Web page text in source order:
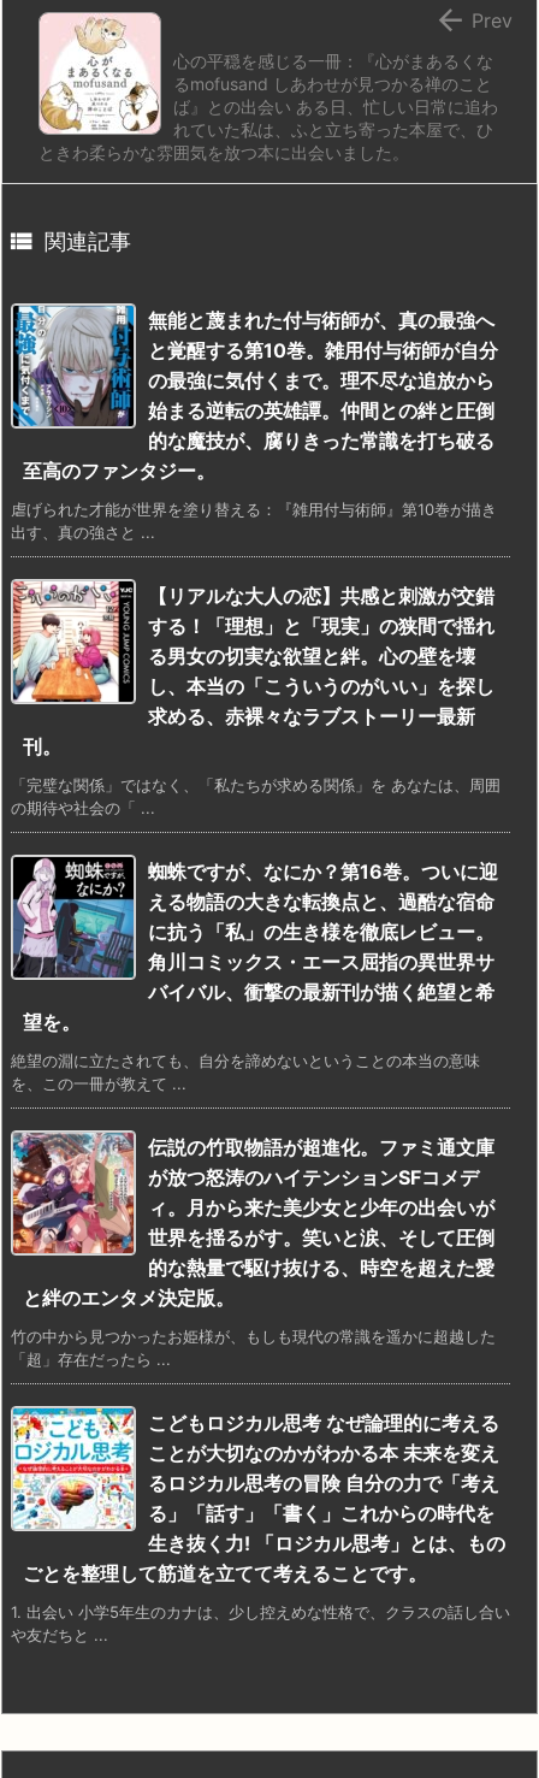
心の平穏を感じる一冊：『心がまあるくな
るmofusand しあわせが見つかる禅のこと
ば』との出会い ある日、忙しい日常に追わ
れていた私は、ふと立ち寄った本屋で、ひ
ときわ柔らかな雰囲気を放つ本に出会いました。
 Prev
 関連記事
無能と蔑まれた付与術師が、真の最強へ
と覚醒する第10巻。雑用付与術師が自分
の最強に気付くまで。理不尽な追放から
始まる逆転の英雄譚。仲間との絆と圧倒
的な魔技が、腐りきった常識を打ち破る
至高のファンタジー。
虐げられた才能が世界を塗り替える：『雑用付与術師』第10巻が描き
出す、真の強さと ...
【リアルな大人の恋】共感と刺激が交錯
する！「理想」と「現実」の狭間で揺れ
る男女の切実な欲望と絆。心の壁を壊
し、本当の「こういうのがいい」を探し
求める、赤裸々なラブストーリー最新
刊。
「完璧な関係」ではなく、「私たちが求める関係」を あなたは、周囲
の期待や社会の「 ...
蜘蛛ですが、なにか？第16巻。ついに迎
える物語の大きな転換点と、過酷な宿命
に抗う「私」の生き様を徹底レビュー。
角川コミックス・エース屈指の異世界サ
バイバル、衝撃の最新刊が描く絶望と希
望を。
絶望の淵に立たされても、自分を諦めないということの本当の意味
を、この一冊が教えて ...
伝説の竹取物語が超進化。ファミ通文庫
が放つ怒涛のハイテンションSFコメデ
ィ。月から来た美少女と少年の出会いが
世界を揺るがす。笑いと涙、そして圧倒
的な熱量で駆け抜ける、時空を超えた愛
と絆のエンタメ決定版。
竹の中から見つかったお姫様が、もしも現代の常識を遥かに超越した
「超」存在だったら ...
こどもロジカル思考 なぜ論理的に考える
ことが大切なのかがわかる本 未来を変え
るロジカル思考の冒険 自分の力で「考え
る」「話す」「書く」これからの時代を
生き抜く力! 「ロジカル思考」とは、もの
ごとを整理して筋道を立てて考えることです。
1. 出会い 小学5年生のカナは、少し控えめな性格で、クラスの話し合い
や友だちと ...